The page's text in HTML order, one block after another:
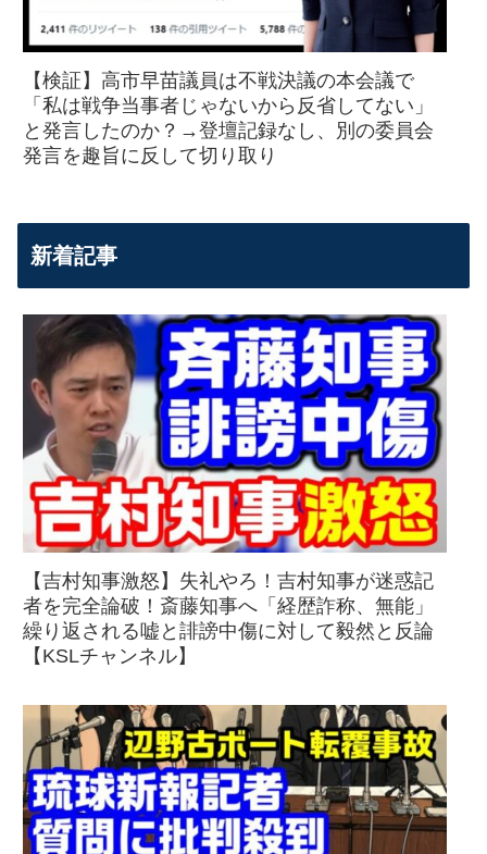
【検証】高市早苗議員は不戦決議の本会議で
「私は戦争当事者じゃないから反省してない」
と発言したのか？→登壇記録なし、別の委員会
発言を趣旨に反して切り取り
新着記事
【吉村知事激怒】失礼やろ！吉村知事が迷惑記
者を完全論破！斎藤知事へ「経歴詐称、無能」
繰り返される嘘と誹謗中傷に対して毅然と反論
【KSLチャンネル】